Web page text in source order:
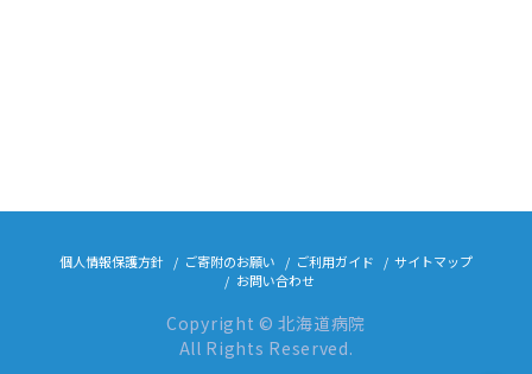
個人情報保護方針 ご寄附のお願い ご利用ガイド
サイトマップ
お問い合わせ
Copyright © 北海道病院
All Rights Reserved.